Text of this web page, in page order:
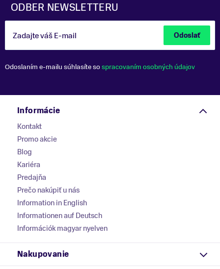
ODBER NEWSLETTERU
Zadajte váš E-mail Odoslať
Odoslaním e-mailu súhlasíte sospracovaním osobných údajov
Informácie
Kontakt
Promo akcie
Blog
Kariéra
Predajňa
Prečo nakúpiť u nás
Information in English
Informationen auf Deutsch
Információk magyar nyelven
Nakupovanie